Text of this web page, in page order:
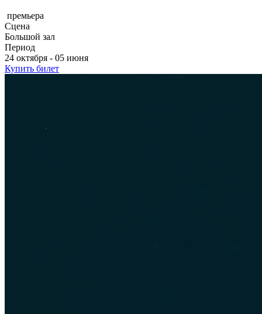
премьера
Сцена
Большой зал
Период
24 октября - 05 июня
Купить билет